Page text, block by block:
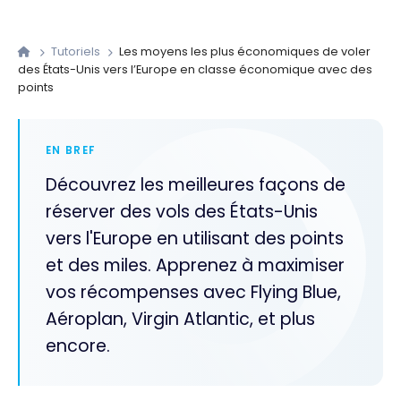
Tutoriels
Les moyens les plus économiques de voler
des États-Unis vers l’Europe en classe économique avec des
points
EN BREF
Découvrez les meilleures façons de
réserver des vols des États-Unis
vers l'Europe en utilisant des points
et des miles. Apprenez à maximiser
vos récompenses avec Flying Blue,
Aéroplan, Virgin Atlantic, et plus
encore.